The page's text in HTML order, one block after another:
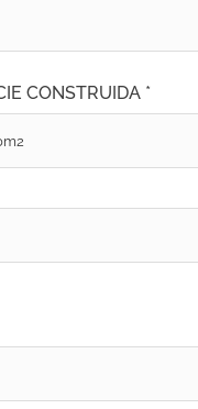
CONSTRUIDA *